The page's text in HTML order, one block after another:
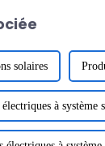
solaires
à système